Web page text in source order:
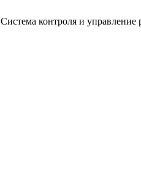
Система контроля и управление